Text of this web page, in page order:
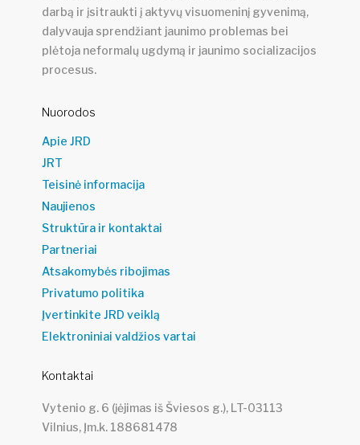
darbą ir įsitraukti į aktyvų visuomeninį gyvenimą,
dalyvauja sprendžiant jaunimo problemas bei
plėtoja neformalų ugdymą ir jaunimo socializacijos
procesus.
Nuorodos
Apie JRD
JRT
Teisinė informacija
Naujienos
Struktūra ir kontaktai
Partneriai
Atsakomybės ribojimas
Privatumo politika
Įvertinkite JRD veiklą
Elektroniniai valdžios vartai
Kontaktai
Vytenio g. 6 (įėjimas iš Šviesos g.), LT-03113
Vilnius, Įm.k. 188681478